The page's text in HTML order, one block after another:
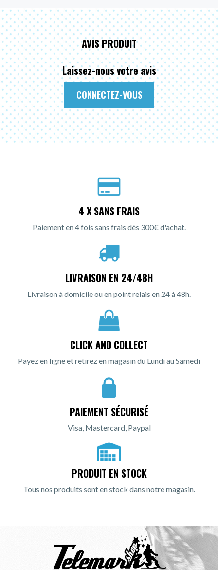
AVIS PRODUIT
Laissez-nous votre avis
CONNECTEZ-VOUS
4 X SANS FRAIS
Paiement en 4 fois sans frais dès 300€ d'achat.
LIVRAISON EN 24/48H
Livraison à domicile ou en point relais en 24 à 48h.
CLICK AND COLLECT
Payez en ligne et retirez en magasin du Lundi au Samedi
PAIEMENT SÉCURISÉ
Visa, Mastercard, Paypal
PRODUIT EN STOCK
Tous nos produits sont en stock dans notre magasin.